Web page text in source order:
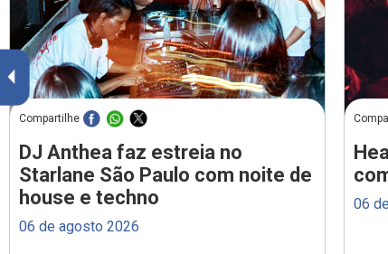
Compartilhe
DJ Anthea faz estreia no
Starlane São Paulo com noite de
house e techno
06 de agosto 2026
06